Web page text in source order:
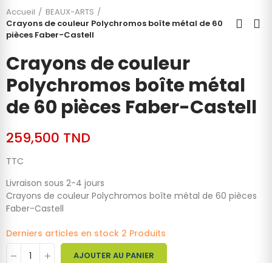
Accueil
BEAUX-ARTS
Crayons de couleur Polychromos boîte métal de 60
pièces Faber-Castell
Crayons de couleur
Polychromos boîte métal
de 60 pièces Faber-Castell
259,500 TND
TTC
Livraison sous 2-4 jours
Crayons de couleur Polychromos boîte métal de 60 pièces
Faber-Castell
Derniers articles en stock 2 Produits
AJOUTER AU PANIER